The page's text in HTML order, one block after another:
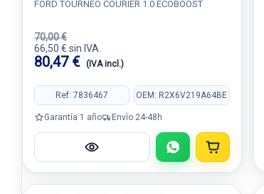
FORD TOURNEO COURIER 1.0 ECOBOOST
70,00 €
66,50 € sin IVA.
80,47 € (IVA incl.)
Ref: 7836467 OEM: R2X6V219A64BE
Garantía 1 año Envío 24-48h